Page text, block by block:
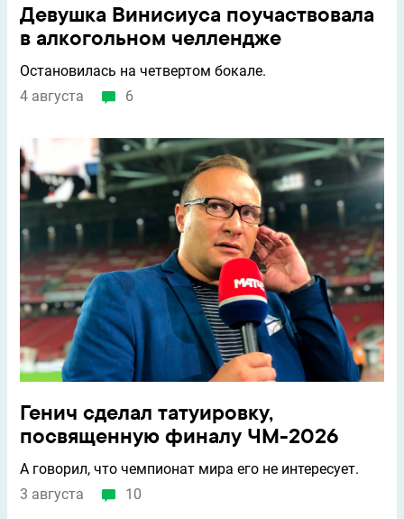
Девушка Винисиуса поучаствовала
в алкогольном челлендже
Остановилась на четвертом бокале.
4 августа
6
Генич сделал татуировку,
посвященную финалу ЧМ-2026
А говорил, что чемпионат мира его не интересует.
3 августа
10